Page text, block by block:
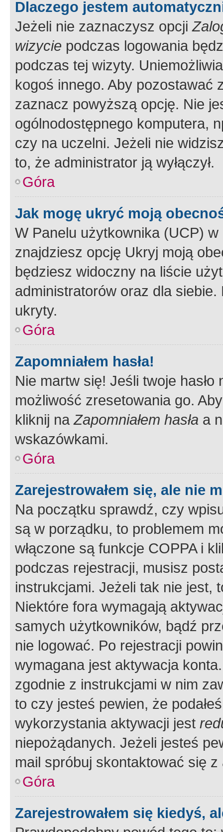
Dlaczego jestem
Jeżeli nie zaznaczysz opcji
wizycie podczas logowania
podczas tej wizyty.
kogoś innego. Aby pozostawać
zaznacz powyższą opcję. Nie
ogólnodostępnego komputera,
czy na uczelni. Jeżeli nie
to, że administrator ją wyłączył.
Góra
Jak mogę ukryć moją
W Panelu użytkownika (UCP) w
znajdziesz opcję Ukryj moją
będziesz widoczny na liście
administratorów oraz dla
ukryty.
Góra
Zapomniałem hasła!
Nie martw się! Jeśli twoje
możliwość zresetowania go.
kliknij naZapomniałem hasła a
wskazówkami.
Góra
Zarejestrowałem się, ale nie
Na początku sprawdź, czy
są w porządku, to problemem
włączone są funkcje COPPA i
podczas rejestracji, musisz
instrukcjami. Jeżeli tak nie jest,
Niektóre fora wymagają
samych użytkowników, bądź
nie logować. Po rejestracji
wymagana jest aktywacja
zgodnie z instrukcjami w nim
to czy jesteś pewien, że
wykorzystania aktywacji jest
niepożądanych. Jeżeli jesteś
mail spróbuj skontaktować się
Góra
Zarejestrowałem się kiedyś,